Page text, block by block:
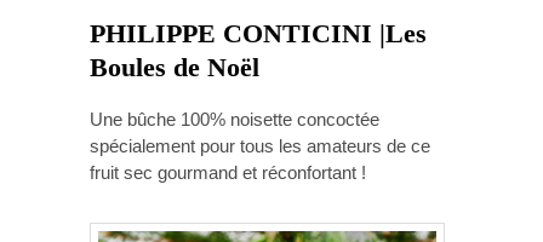
PHILIPPE CONTICINI |Les
Boules de Noël
Une bûche 100% noisette concoctée
spécialement pour tous les amateurs de ce
fruit sec gourmand et réconfortant !